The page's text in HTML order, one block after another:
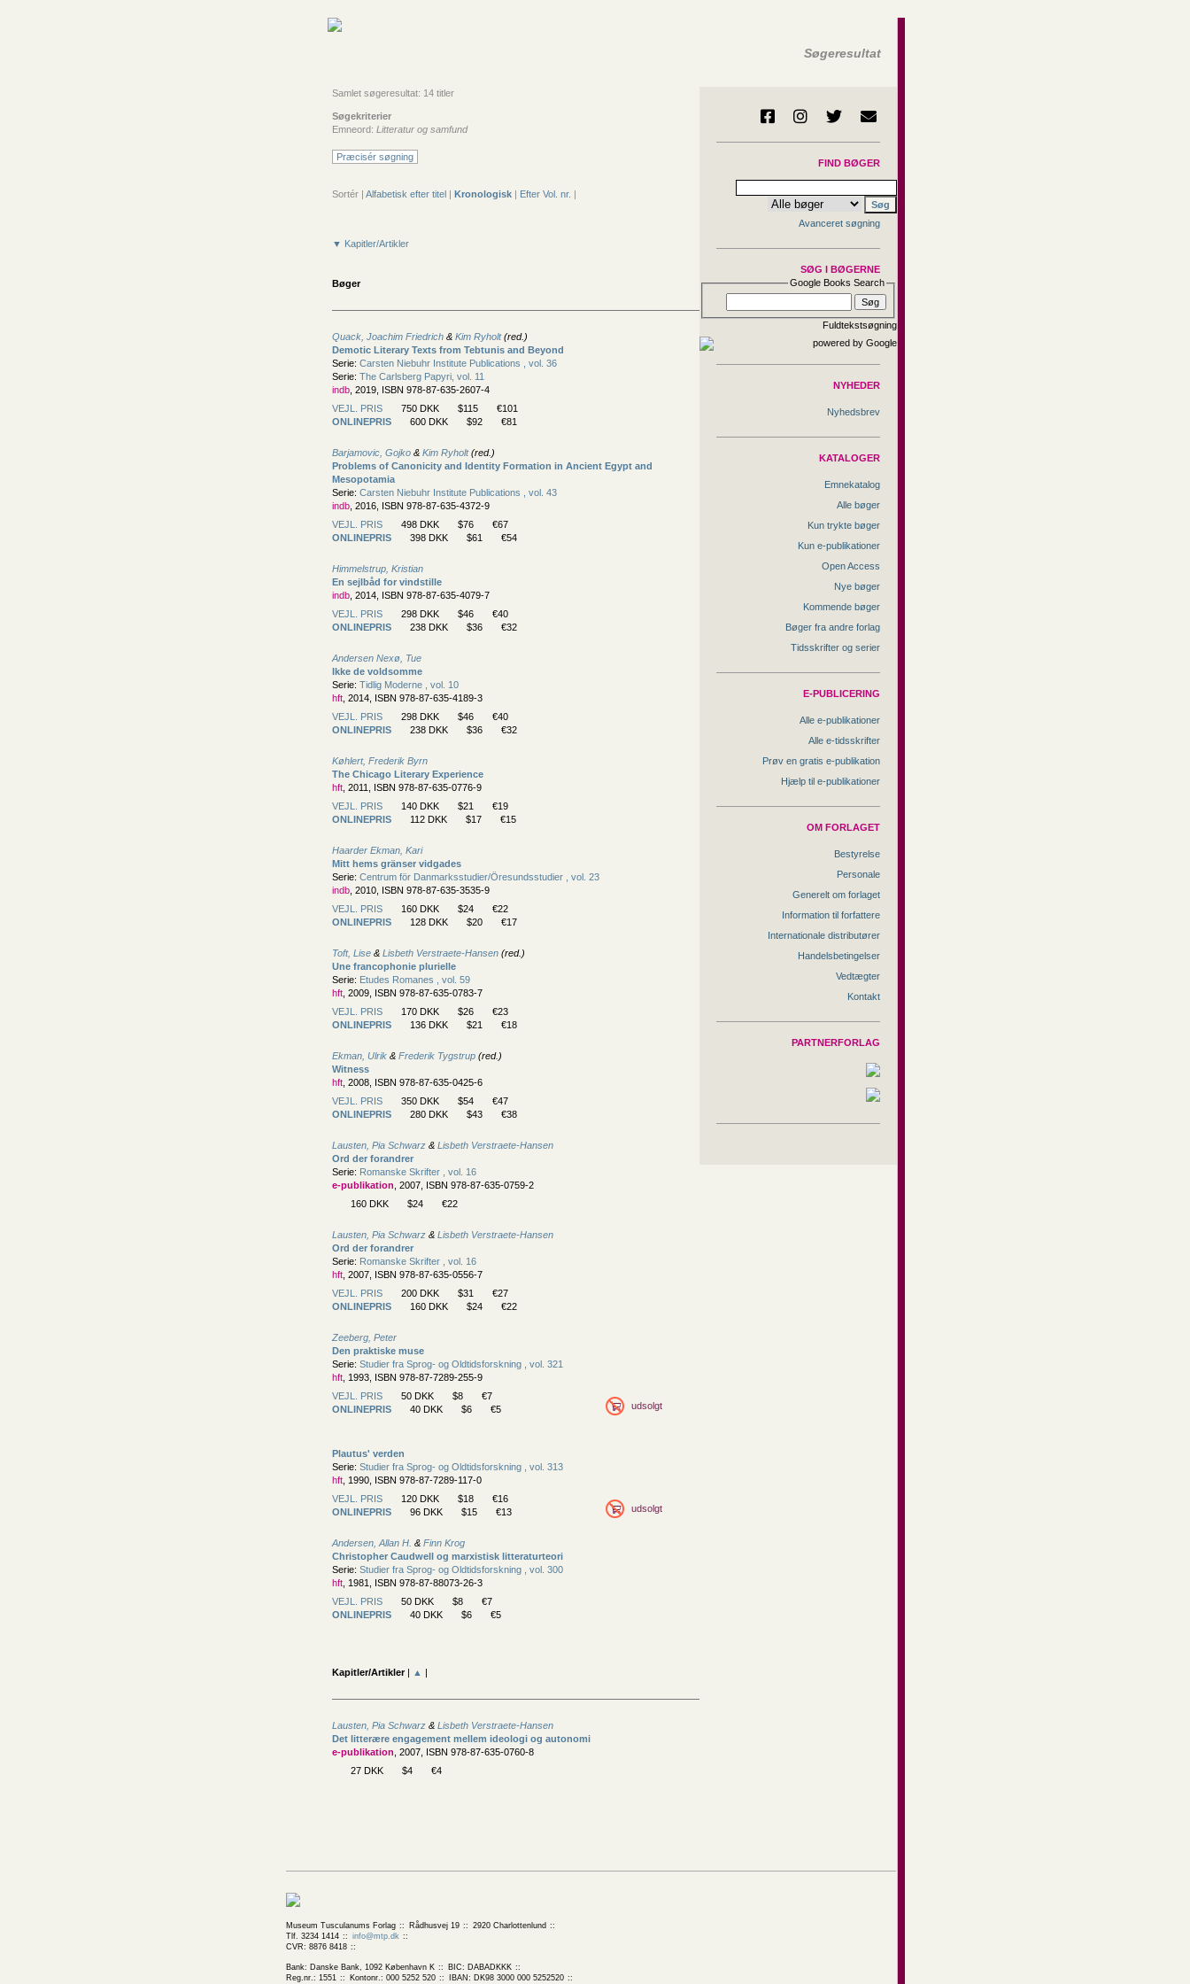
Søgeresultat
Samlet søgeresultat: 14 titler
Søgekriterier
Emneord: Litteratur og samfund
Præcisér søgning
Sortér | Alfabetisk efter titel | Kronologisk | Efter Vol. nr. |
▼ Kapitler/Artikler
Bøger
Quack, Joachim Friedrich & Kim Ryholt(red.)
Demotic Literary Texts from Tebtunis and Beyond
Serie: Carsten Niebuhr Institute Publications , vol. 36
Serie: The Carlsberg Papyri, vol. 11
indb , 2019, ISBN 978-87-635-2607-4
VEJL. PRIS
750 DKK $115
€101
ONLINEPRIS
600 DKK $92 €81
Barjamovic, Gojko & Kim Ryholt(red.)
Problems of Canonicity and Identity Formation in Ancient Egypt and
Mesopotamia
Serie: Carsten Niebuhr Institute Publications , vol. 43
indb , 2016, ISBN 978-87-635-4372-9
VEJL. PRIS
498 DKK $76
€67
ONLINEPRIS
398 DKK $61 €54
Himmelstrup, Kristian
En sejlbåd for vindstille
indb , 2014, ISBN 978-87-635-4079-7
VEJL. PRIS
298 DKK $46
€40
ONLINEPRIS
238 DKK $36 €32
Andersen Nexø, Tue
Ikke de voldsomme
Serie: Tidlig Moderne , vol. 10
hft , 2014, ISBN 978-87-635-4189-3
VEJL. PRIS
298 DKK $46
€40
ONLINEPRIS
238 DKK $36 €32
Køhlert, Frederik Byrn
The Chicago Literary Experience
hft , 2011, ISBN 978-87-635-0776-9
VEJL. PRIS
140 DKK $21
€19
ONLINEPRIS
112 DKK $17 €15
Haarder Ekman, Kari
Mitt hems gränser vidgades
Serie: Centrum för Danmarksstudier/Öresundsstudier , vol. 23
indb , 2010, ISBN 978-87-635-3535-9
VEJL. PRIS
160 DKK $24
€22
ONLINEPRIS
128 DKK $20 €17
Toft, Lise & Lisbeth Verstraete-Hansen (red.)
Une francophonie plurielle
Serie: Etudes Romanes , vol. 59
hft , 2009, ISBN 978-87-635-0783-7
VEJL. PRIS
170 DKK $26
€23
ONLINEPRIS
136 DKK $21 €18
Ekman, Ulrik & Frederik Tygstrup (red.)
Witness
hft , 2008, ISBN 978-87-635-0425-6
VEJL. PRIS
350 DKK $54
€47
ONLINEPRIS
280 DKK $43 €38
Lausten, Pia Schwarz & Lisbeth Verstraete-Hansen
Ord der forandrer
Serie: Romanske Skrifter , vol. 16
e-publikation , 2007, ISBN 978-87-635-0759-2
160 DKK
$24 €22
Lausten, Pia Schwarz & Lisbeth Verstraete-Hansen
Ord der forandrer
Serie: Romanske Skrifter , vol. 16
hft , 2007, ISBN 978-87-635-0556-7
VEJL. PRIS
200 DKK $31
€27
ONLINEPRIS
160 DKK $24 €22
Zeeberg, Peter
Den praktiske muse
Serie: Studier fra Sprog- og Oldtidsforskning , vol. 321
hft , 1993, ISBN 978-87-7289-255-9
VEJL. PRIS
50 DKK $8
€7
ONLINEPRIS
40 DKK $6 €5 udsolgt
Plautus' verden
Serie: Studier fra Sprog- og Oldtidsforskning , vol. 313
hft , 1990, ISBN 978-87-7289-117-0
VEJL. PRIS
120 DKK $18
€16
ONLINEPRIS
96 DKK $15 €13 udsolgt
Andersen, Allan H. & Finn Krog
Christopher Caudwell og marxistisk litteraturteori
Serie: Studier fra Sprog- og Oldtidsforskning , vol. 300
hft , 1981, ISBN 978-87-88073-26-3
VEJL. PRIS
50 DKK $8
€7
ONLINEPRIS
40 DKK $6 €5
Kapitler/Artikler| ▲ |
Lausten, Pia Schwarz & Lisbeth Verstraete-Hansen
Det litterære engagement mellem ideologi og autonomi
e-publikation , 2007, ISBN 978-87-635-0760-8
27 DKK
$4 €4
FIND BØGER
Avanceret søgning
SØG I BØGERNE
Google Books Search
Fuldtekstsøgning
NYHEDER
Nyhedsbrev
KATALOGER
Emnekatalog
Alle bøger
Kun trykte bøger
Kun e-publikationer
Open Access
Nye bøger
Kommende bøger
Bøger fra andre forlag
Tidsskrifter og serier
E-PUBLICERING
Alle e-publikationer
Alle e-tidsskrifter
Prøv en gratis e-publikation
Hjælp til e-publikationer
OM FORLAGET
Bestyrelse
Personale
Generelt om forlaget
Information til forfattere
Internationale distributører
Handelsbetingelser
Vedtægter
Kontakt
PARTNERFORLAG
Museum Tusculanums Forlag Rådhusvej 19
2920 Charlottenlund
Tlf. 3234 1414
info@mtp.dk
CVR: 8876 8418
Bank: Danske Bank, 1092 København K
BIC: DABADKKK
Reg.nr.: 1551
Kontonr.: 000 5252 520 IBAN: DK98 3000 000 5252520